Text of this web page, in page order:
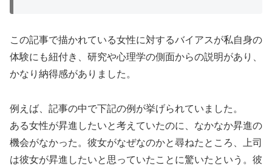
この記事で描かれている女性に対するバイアスが私自身の
体験にも紐付き、研究や心理学の側面からの説明があり、
かなり納得感がありました。
例えば、記事の中で下記の例が挙げられていました。
ある女性が昇進したいと考えていたのに、なかなか昇進の
機会がなかった。彼女がなぜなのかと尋ねたところ、上司
は彼女が昇進したいと思っていたことに驚いたという。彼